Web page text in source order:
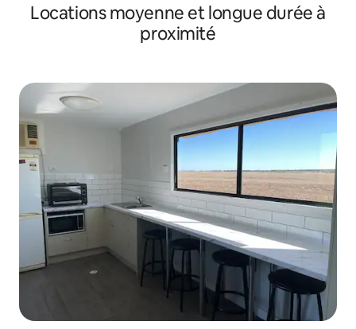
Locations moyenne et longue durée à
proximité